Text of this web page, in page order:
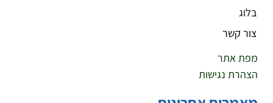
בלוג
צור קשר
מפת אתר
הצהרת נגישות